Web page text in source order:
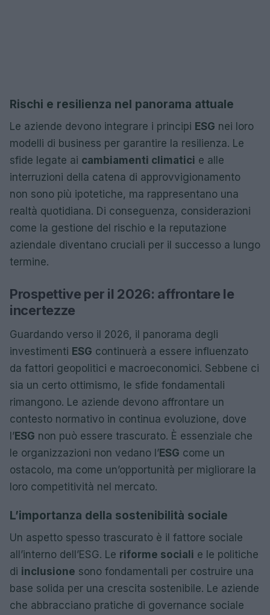
Rischi e resilienza nel panorama attuale
Le aziende devono integrare i principi ESG nei loro
modelli di business per garantire la resilienza. Le
sfide legate ai cambiamenti climatici e alle
interruzioni della catena di approvvigionamento
non sono più ipotetiche, ma rappresentano una
realtà quotidiana. Di conseguenza, considerazioni
come la gestione del rischio e la reputazione
aziendale diventano cruciali per il successo a lungo
termine.
Prospettive per il 2026: affrontare le
incertezze
Guardando verso il 2026, il panorama degli
investimenti ESG continuerà a essere influenzato
da fattori geopolitici e macroeconomici. Sebbene ci
sia un certo ottimismo, le sfide fondamentali
rimangono. Le aziende devono affrontare un
contesto normativo in continua evoluzione, dove
l’ESG non può essere trascurato. È essenziale che
le organizzazioni non vedano l’ESG come un
ostacolo, ma come un’opportunità per migliorare la
loro competitività nel mercato.
L’importanza della sostenibilità sociale
Un aspetto spesso trascurato è il fattore sociale
all’interno dell’ESG. Le riforme sociali e le politiche
di inclusione sono fondamentali per costruire una
base solida per una crescita sostenibile. Le aziende
che abbracciano pratiche di governance sociale